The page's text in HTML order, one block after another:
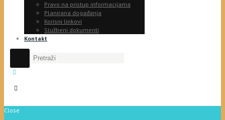
Pravo na pristup informacijama
Planirana događanja
Korisni linkovi
Službeni dokumenti
Kontakt
Close